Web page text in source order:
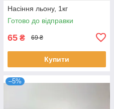
Насіння льону, 1кг
Готово до відправки
65 ₴ 69 ₴
Купити
–5%